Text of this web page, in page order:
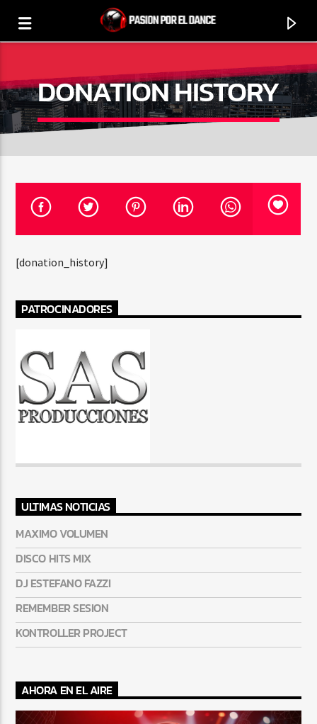
PROGRAMA ACTUAL
00:00 01:00
Pasión por el Dance
DONATION HISTORY
[donation_history]
PATROCINADORES
ULTIMAS NOTICIAS
MAXIMO VOLUMEN
DISCO HITS MIX
DJ ESTEFANO FAZZI
REMEMBER SESION
KONTROLLER PROJECT
AHORA EN EL AIRE